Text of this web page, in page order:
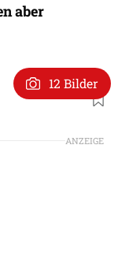
aber
12 Bilder
ANZEIGE